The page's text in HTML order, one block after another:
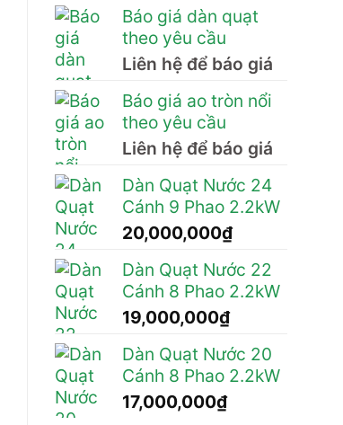
Báo giá dàn quạt
theo yêu cầu
Liên hệ để báo giá
Báo giá ao tròn nổi
theo yêu cầu
Liên hệ để báo giá
Dàn Quạt Nước 24
Cánh 9 Phao 2.2kW
20,000,000₫
Dàn Quạt Nước 22
Cánh 8 Phao 2.2kW
19,000,000₫
Dàn Quạt Nước 20
Cánh 8 Phao 2.2kW
17,000,000₫